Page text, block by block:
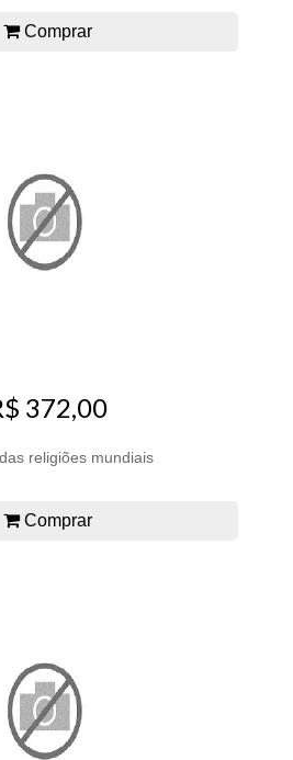
Comprar
372,00
religiões mundiais
Comprar